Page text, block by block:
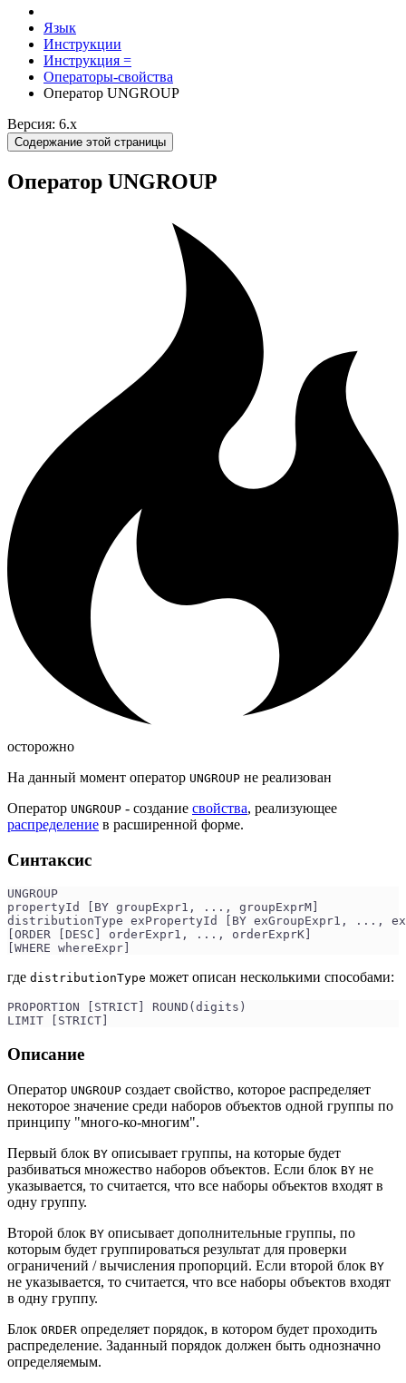
Язык
Инструкции
Инструкция =
Операторы-свойства
Оператор UNGROUP
Версия: 6.x
Содержание этой страницы
Оператор UNGROUP
осторожно
На данный момент оператор UNGROUP не реализован
Оператор UNGROUP - создание свойства, реализующее
распределение в расширенной форме.
Синтаксис
UNGROUP
propertyId [BY groupExpr1, ..., groupExprM]
distributionType exPropertyId [BY exGroupExpr1, ...,
[ORDER [DESC] orderExpr1, ..., orderExprK]
[WHERE whereExpr]
где distributionType может описан несколькими способами:
PROPORTION [STRICT] ROUND(digits)
LIMIT [STRICT]
Описание
Оператор UNGROUP создает свойство, которое распределяет
некоторое значение среди наборов объектов одной группы по
принципу "много-ко-многим".
Первый блок BY описывает группы, на которые будет
разбиваться множество наборов объектов. Если блок BY не
указывается, то считается, что все наборы объектов входят в
одну группу.
Второй блок BY описывает дополнительные группы, по
которым будет группироваться результат для проверки
ограничений / вычисления пропорций. Если второй блок BY
не указывается, то считается, что все наборы объектов входят
в одну группу.
Блок ORDER определяет порядок, в котором будет проходить
распределение. Заданный порядок должен быть однозначно
определяемым.